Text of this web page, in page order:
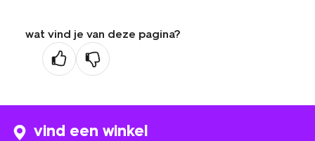
wat vind je van deze pagina?
vind een winkel